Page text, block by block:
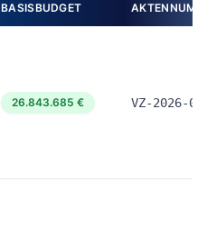
BASISBUDGET
26.843.685 € VZ-2026-